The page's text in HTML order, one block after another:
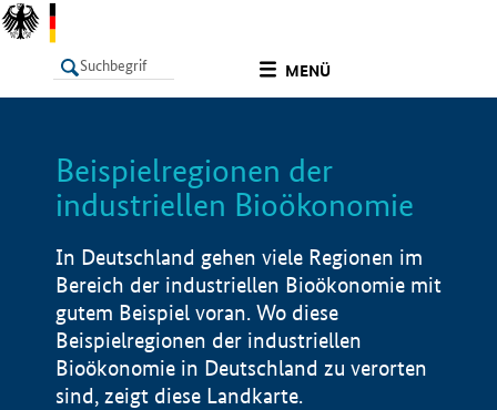
MENÜ
LISTE
Beispielregionen der
industriellen Bioökonomie
In Deutschland gehen viele Regionen im
Bereich der industriellen Bioökonomie mit
gutem Beispiel voran. Wo diese
Beispielregionen der industriellen
Bioökonomie in Deutschland zu verorten
sind, zeigt diese Landkarte.